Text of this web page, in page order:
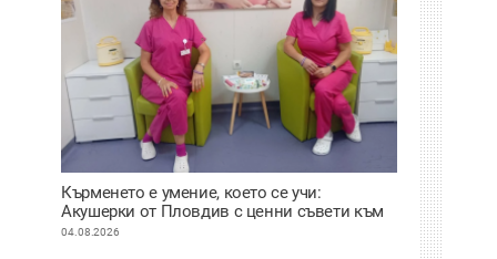
Кърменето е умение, което се учи:
Акушерки от Пловдив с ценни съвети към
младите майки
04.08.2026